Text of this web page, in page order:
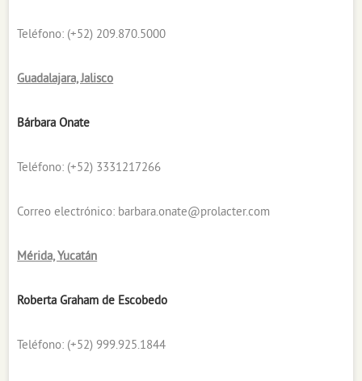
Teléfono: (+52) 209.870.5000
Guadalajara, Jalisco
Bárbara Onate
Teléfono: (+52) 3331217266
Correo electrónico: barbara.onate@prolacter.com
Mérida, Yucatán
Roberta Graham de Escobedo
Teléfono: (+52) 999.925.1844